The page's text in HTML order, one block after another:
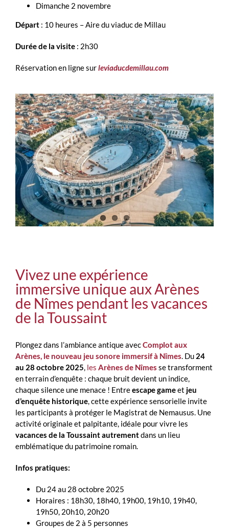
Dimanche 2 novembre
Départ: 10 heures – Aire du viaduc de Millau
Durée de la visite: 2h30
Réservation en ligne surleviaducdemillau.com
Vivez une expérience
immersive unique aux Arènes
de Nîmes pendant les vacances
de la Toussaint
Plongez dans l’ambiance antique avecComplot aux
Arènes, le nouveau jeu sonore immersif à Nîmes. Du 24
au 28 octobre 2025, les Arènes de Nîmes se transforment
en terrain d’enquête : chaque bruit devient un indice,
chaque silence une menace ! Entreescape gameet jeu
d’enquête historique, cette expérience sensorielle invite
les participants à protéger le Magistrat de Nemausus. Une
activité originale et palpitante, idéale pour vivre les
vacances de la Toussaint autrementdans un lieu
emblématique du patrimoine romain.
Infos pratiques:
Du 24 au 28 octobre 2025
Horaires : 18h30, 18h40, 19h00, 19h10, 19h40,
19h50, 20h10, 20h20
Groupes de 2 à 5 personnes